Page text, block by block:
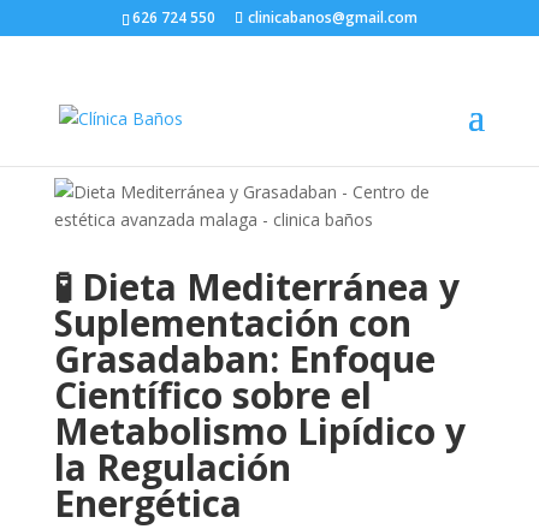
626 724 550 clinicabanos@gmail.com
🧪Dieta Mediterránea y
Suplementación con
Grasadaban: Enfoque
Científico sobre el
Metabolismo Lipídico y
la Regulación
Energética